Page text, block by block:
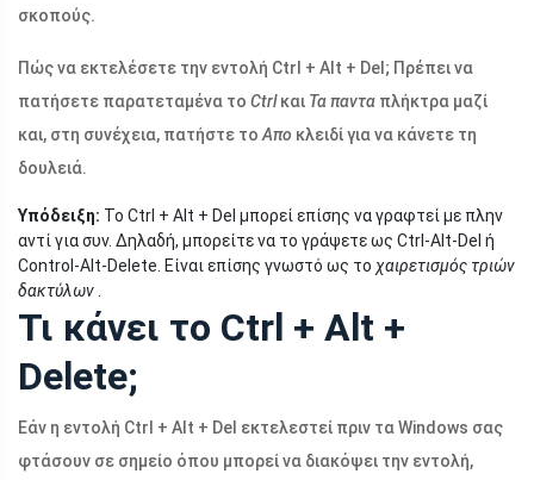
σκοπούς.
Πώς να εκτελέσετε την εντολή Ctrl + Alt + Del; Πρέπει να
πατήσετε παρατεταμένα το Ctrlκαι Τα παντα πλήκτρα μαζί
και, στη συνέχεια, πατήστε το Απο κλειδί για να κάνετε τη
δουλειά.
Υπόδειξη: Το Ctrl + Alt + Del μπορεί επίσης να γραφτεί με πλην
αντί για συν. Δηλαδή, μπορείτε να το γράψετε ως Ctrl-Alt-Del ή
Control-Alt-Delete. Είναι επίσης γνωστό ως το χαιρετισμός τριών
δακτύλων
Τι κάνει το Ctrl + Alt +
Delete;
Εάν η εντολή Ctrl + Alt + Del εκτελεστεί πριν τα Windows σας
φτάσουν σε σημείο όπου μπορεί να διακόψει την εντολή,